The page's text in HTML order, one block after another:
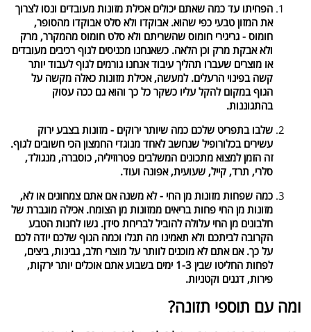
הפחיתו עד כמה שאתם יכולים אכילת מזונות מעובדים ונסו לצרוך
את המזון טבעי כפי שהוא. אבוקדו ולא סלט אבוקדו מהסופר,
חומוס - גריגירי חומוס שהשריתם ולא סלט חומוס מהמקרר, מרק
ולא אבקת מרק וכן הלאה. כשאנחנו מכניסים לגוף רכיבים מעובדים
או מוצרים שעברו תהליך עיבוד אנחנו גורמים לגוף לעבוד יותר
קשה בפינוי הרעלים. למעשה, אכילת מזונות כאלה מקשה על
הגוף במקום להקל עליו כשקר כל כך והוא גם ככה עסוק
בהתגוננות.
שלבו בתפריט שלכם כמה שיותר ירוקים - מזונות בצבע ירוק
עשירים בכלורופיל שנחשב לאחד מנוגדי החמצון הכי חשובים לגוף.
זה הזמן למצוא מתכונים המשלבים פטרוזיליה, כוסברה, מנגולד,
סלרי, תרד, קייל, שעועית, אפונה ועוד.
כמה שפחות מזונות מן החי - לא משנה אם אתם צמחונים או לא,
מזונות מן החי פחות בריאים ממזונות מן הצומח. אכילה מוגברת של
חלבונים מן החי עלולה להוביל לבריחת סידן. גשו לחנות הטבע
הקרובה לביתכם ולא תאמינו מה תגלו וכמה הגוף שלכם יודה לכם
על כך. אם אתם לא מוכנים לוותר על מוצרי חלב, גבינות, ביצים,
לפחות החליטו שבין 1-3 ימים בשבוע אתם אוכלים יותר ירקות,
פירות, דגנים וקטניות.
ומה עם תוספי תזונה?